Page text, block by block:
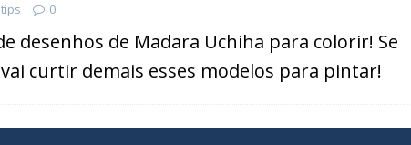
0
desenhos de Madara Uchiha para colorir! Se
curtir demais esses modelos para pintar!